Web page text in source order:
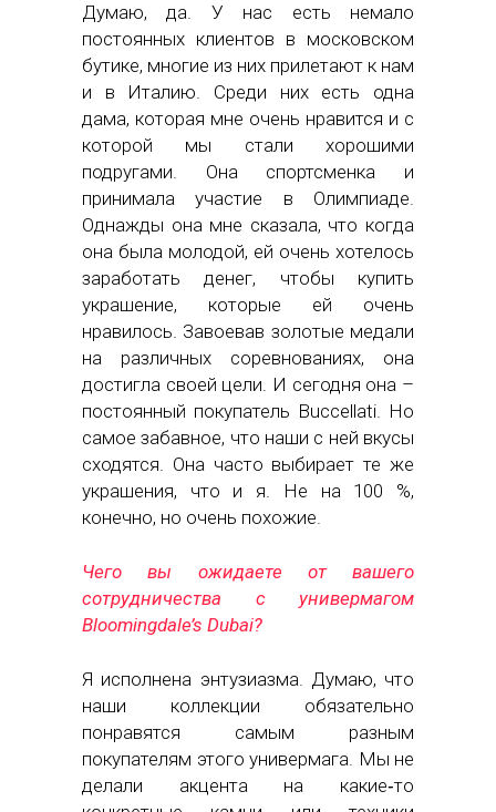
Думаю, да. У нас есть немало
постоянных клиентов в московском
бутике, многие из них прилетают к нам
и в Италию. Среди них есть одна
дама, которая мне очень нравится и с
которой мы стали хорошими
подругами. Она спортсменка и
принимала участие в Олимпиаде.
Однажды она мне сказала, что когда
она была молодой, ей очень хотелось
заработать денег, чтобы купить
украшение, которые ей очень
нравилось. Завоевав золотые медали
на различных соревнованиях, она
достигла своей цели. И сегодня она –
постоянный покупатель Buccellati. Но
самое забавное, что наши с ней вкусы
сходятся. Она часто выбирает те же
украшения, что и я. Не на 100 %,
конечно, но очень похожие.
Чего вы ожидаете от вашего
сотрудничества с универмагом
Bloomingdale’s Dubai?
Я исполнена энтузиазма. Думаю, что
наши коллекции обязательно
понравятся самым разным
покупателям этого универмага. Мы не
делали акцента на какие‑то